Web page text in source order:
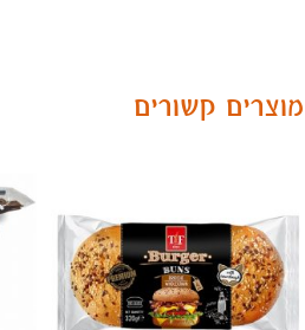
מוצרים קשורים